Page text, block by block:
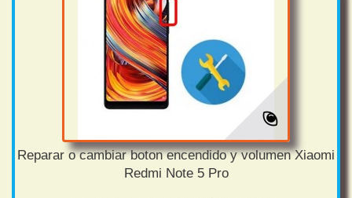
Reparar o cambiar boton encendido y volumen Xiaomi
Redmi Note 5 Pro